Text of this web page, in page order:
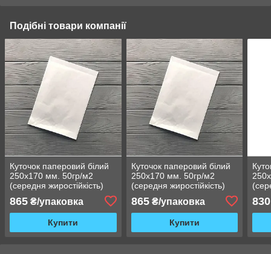
Подібні товари компанії
Куточок паперовий білий
250х170 мм. 50гр/м2
(середня жиростійкість)
865 ₴/упаковка
Купити
Куточок паперовий білий
250х170 мм. 50гр/м2
(середня жиростійкість)
865₴/упаковка
Купити
830